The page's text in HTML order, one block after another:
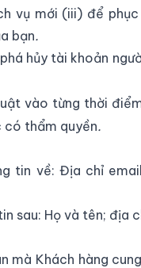
vụ mới (iii) để
bạn.
hủy tài khoản
vào từng thời
có thẩm quyền.
tin về: Địa chỉ
sau: Họ và tên; địa
mà Khách hàng